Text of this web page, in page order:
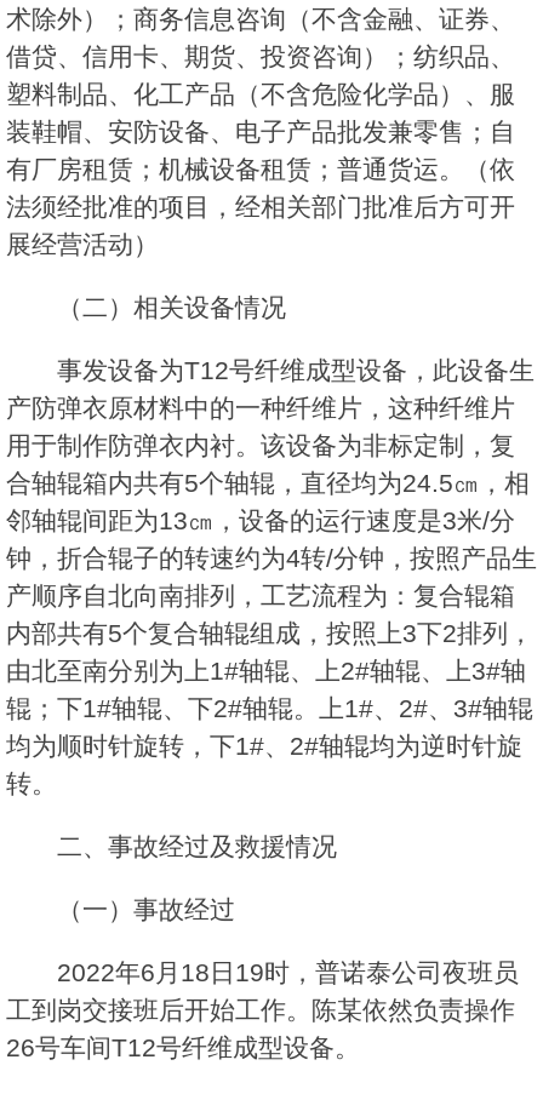
术除外）；商务信息咨询（不含金融、证券、
借贷、信用卡、期货、投资咨询）；纺织品、
塑料制品、化工产品（不含危险化学品）、服
装鞋帽、安防设备、电子产品批发兼零售；自
有厂房租赁；机械设备租赁；普通货运。（依
法须经批准的项目，经相关部门批准后方可开
展经营活动）
（二）相关设备情况
事发设备为T12号纤维成型设备，此设备生
产防弹衣原材料中的一种纤维片，这种纤维片
用于制作防弹衣内衬。该设备为非标定制，复
合轴辊箱内共有5个轴辊，直径均为24.5㎝，相
邻轴辊间距为13㎝，设备的运行速度是3米/分
钟，折合辊子的转速约为4转/分钟，按照产品生
产顺序自北向南排列，工艺流程为：复合辊箱
内部共有5个复合轴辊组成，按照上3下2排列，
由北至南分别为上1#轴辊、上2#轴辊、上3#轴
辊；下1#轴辊、下2#轴辊。上1#、2#、3#轴辊
均为顺时针旋转，下1#、2#轴辊均为逆时针旋
转。
二、事故经过及救援情况
（一）事故经过
2022年6月18日19时，普诺泰公司夜班员
工到岗交接班后开始工作。陈某依然负责操作
26号车间T12号纤维成型设备。